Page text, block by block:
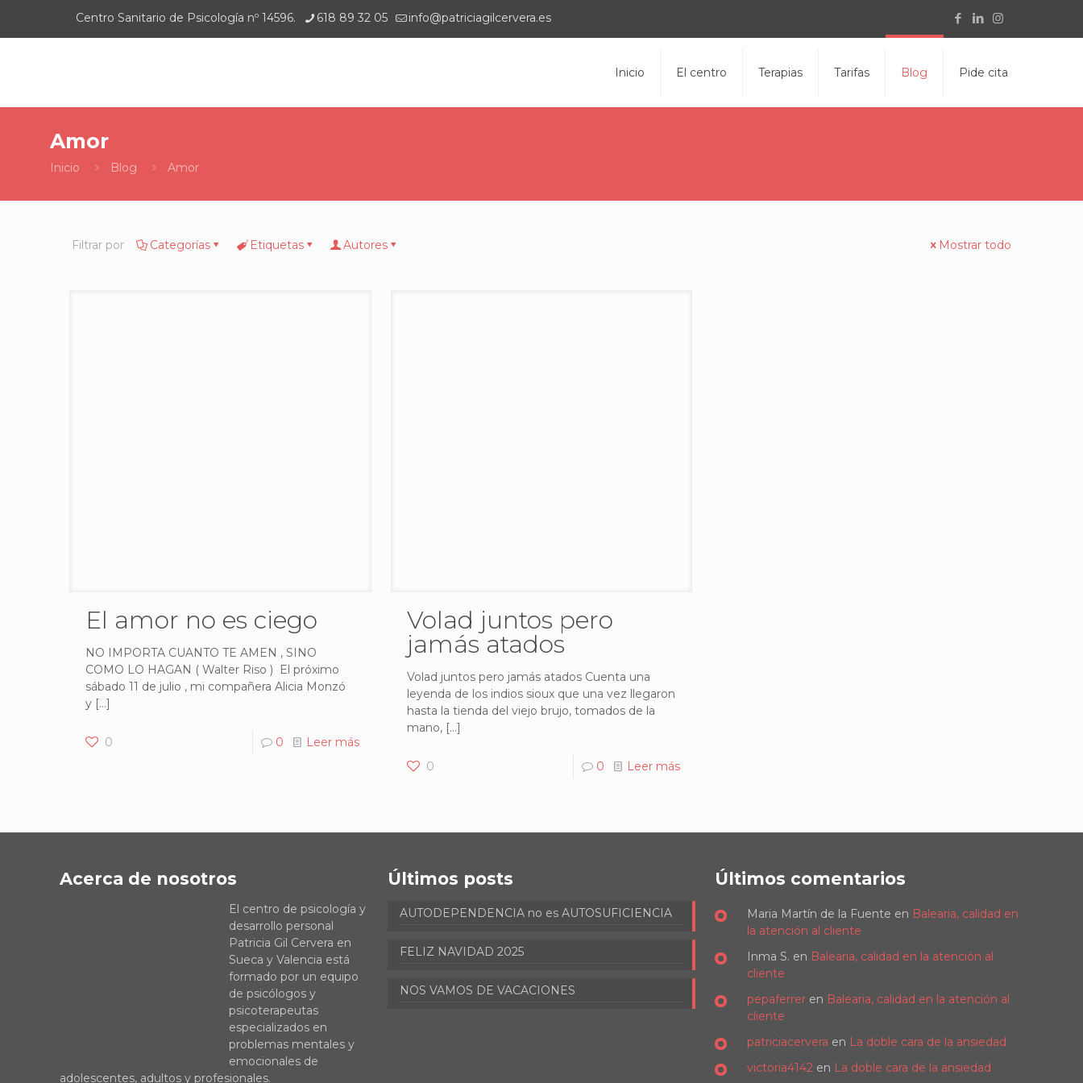
Centro Sanitario de Psicología nº 14596. 618 89 32 05 info@patriciagilcervera.es
Inicio El centro Terapias Tarifas Blog Pide cita
Amor
Inicio Blog Amor
Filtrar por Categorías Etiquetas Autores Mostrar todo
El amor no es ciego
NO IMPORTA CUANTO TE AMEN , SINO
COMO LO HAGAN ( Walter Riso ) El próximo
sábado 11 de julio , mi compañera Alicia Monzó
y[…]
0 0 Leer más
Volad juntos pero
jamás atados
Volad juntos pero jamás atados Cuenta una
leyenda de los indios sioux que una vez llegaron
hasta la tienda del viejo brujo, tomados de la
mano,[…]
0 0 Leer más
Acerca de nosotros
El centro de psicología y
desarrollo personal
Patricia Gil Cervera en
Sueca y Valencia está
formado por un equipo
de psicólogos y
psicoterapeutas
especializados en
problemas mentales y
emocionales de
adolescentes, adultos y profesionales.
Últimos posts
AUTODEPENDENCIA no es AUTOSUFICIENCIA
FELIZ NAVIDAD 2025
NOS VAMOS DE VACACIONES
Últimos comentarios
Maria Martín de la Fuente en Balearia, calidad en
la atención al cliente
Inma S. en Balearia, calidad en la atención al
cliente
pepaferrer en Balearia, calidad en la atención al
cliente
patriciacervera en La doble cara de la ansiedad
victoria4142 en La doble cara de la ansiedad